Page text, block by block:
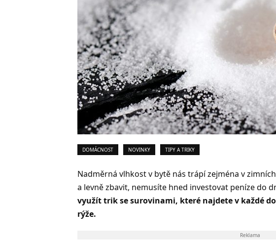
DOMÁCNOST NOVINKY TIPY A TRIKY
Nadměrná vlhkost v bytě nás trápí zejména v
a levně zbavit, nemusíte hned investovat peníze do
využít trik se surovinami, které najdete v každé
rýže.
Reklama